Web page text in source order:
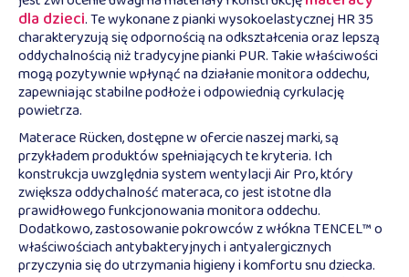
dla dzieci. Te wykonane z pianki wysokoelastycznej HR 35
charakteryzują się odpornością na odkształcenia oraz lepszą
oddychalnością niż tradycyjne pianki PUR. Takie właściwości
mogą pozytywnie wpłynąć na działanie monitora oddechu,
zapewniając stabilne podłoże i odpowiednią cyrkulację
powietrza.
Materace Rücken, dostępne w ofercie naszej marki, są
przykładem produktów spełniających te kryteria. Ich
konstrukcja uwzględnia system wentylacji Air Pro, który
zwiększa oddychalność materaca, co jest istotne dla
prawidłowego funkcjonowania monitora oddechu.
Dodatkowo, zastosowanie pokrowców z włókna TENCEL™ o
właściwościach antybakteryjnych i antyalergicznych
przyczynia się do utrzymania higieny i komfortu snu dziecka.